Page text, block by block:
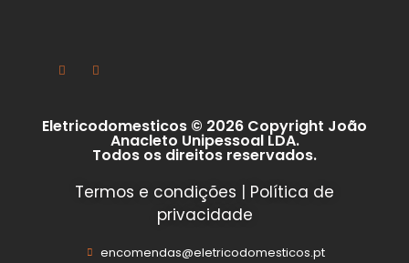
Eletricodomesticos © 2026 Copyright João
Anacleto Unipessoal LDA.
Todos os direitos reservados.
Termos e condições | Política de
privacidade
encomendas@eletricodomesticos.pt